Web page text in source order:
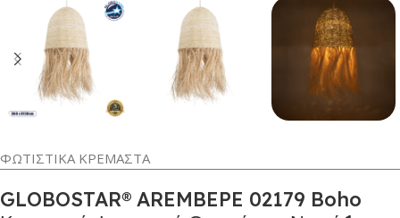
ΦΩΤΙΣΤΙΚΑ ΚΡΕΜΑΣΤΑ
GLOBOSTAR® AREMBEPE 02179 Boho